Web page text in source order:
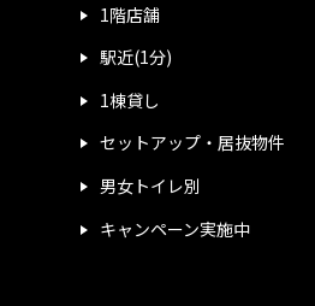
1階店舗
駅近(1分)
1棟貸し
セットアップ・居抜物件
男女トイレ別
キャンペーン実施中